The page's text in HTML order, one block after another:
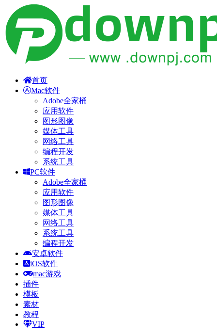
首页
Mac软件
Adobe全家桶
应用软件
图形图像
媒体工具
网络工具
编程开发
系统工具
PC软件
Adobe全家桶
应用软件
图形图像
媒体工具
网络工具
系统工具
编程开发
安卓软件
iOS软件
mac游戏
插件
模板
素材
教程
VIP